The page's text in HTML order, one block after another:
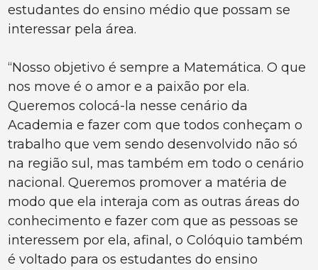
estudantes do ensino médio que possam se
interessar pela área.
“Nosso objetivo é sempre a Matemática. O que
nos move é o amor e a paixão por ela.
Queremos colocá-la nesse cenário da
Academia e fazer com que todos conheçam o
trabalho que vem sendo desenvolvido não só
na região sul, mas também em todo o cenário
nacional. Queremos promover a matéria de
modo que ela interaja com as outras áreas do
conhecimento e fazer com que as pessoas se
interessem por ela, afinal, o Colóquio também
é voltado para os estudantes do ensino